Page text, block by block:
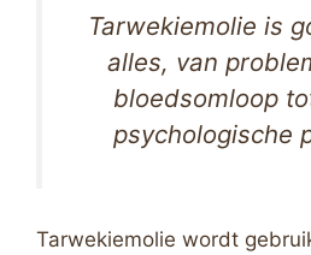
Tarwekiemolie is
alles, van
bloedsomloop
psychologische
Tarwekiemolie wordt